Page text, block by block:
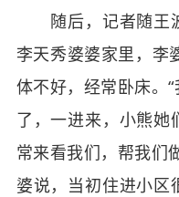
随后，记者随王
李天秀婆婆家里，李
体不好，经常卧床。
了，一进来，小熊她
常来看我们，帮我们
婆说，当初住进小区